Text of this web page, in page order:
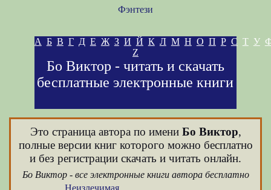
Фэнтези
А Б В Г Д Е Ж З И Й К Л М Н О П Р С Т У
Z
Бо Виктор - читать и скачать
бесплатные электронные книги
Это страница автора по имени Бо Виктор,
полные версии книг которого можно бесплатно
и без регистрации скачать и читать онлайн.
Бо Виктор - все электронные книги автора бесплатно
Неизлечимая